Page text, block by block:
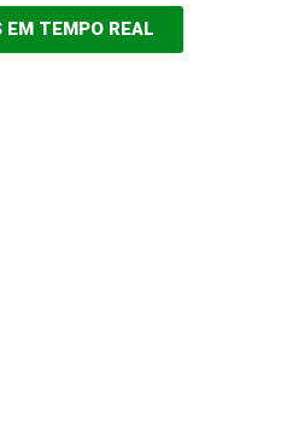
EM TEMPO REAL